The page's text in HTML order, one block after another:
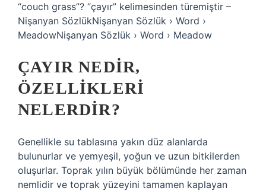
“couch grass”? “çayır” kelimesinden türemiştir –
Nişanyan SözlükNişanyan Sözlük › Word ›
MeadowNişanyan Sözlük › Word › Meadow
ÇAYIR NEDIR,
ÖZELLIKLERI
NELERDIR?
Genellikle su tablasına yakın düz alanlarda
bulunurlar ve yemyeşil, yoğun ve uzun bitkilerden
oluşurlar. Toprak yılın büyük bölümünde her zaman
nemlidir ve toprak yüzeyini tamamen kaplayan